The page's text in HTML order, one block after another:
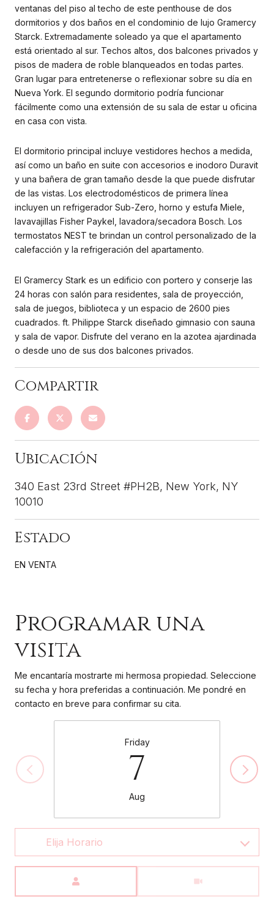
ventanas del piso al techo de este penthouse de dos
dormitorios y dos baños en el condominio de lujo Gramercy
Starck. Extremadamente soleado ya que el apartamento
está orientado al sur. Techos altos, dos balcones privados y
pisos de madera de roble blanqueados en todas partes.
Gran lugar para entretenerse o reflexionar sobre su día en
Nueva York. El segundo dormitorio podría funcionar
fácilmente como una extensión de su sala de estar u oficina
en casa con vista.
El dormitorio principal incluye vestidores hechos a medida,
así como un baño en suite con accesorios e inodoro Duravit
y una bañera de gran tamaño desde la que puede disfrutar
de las vistas. Los electrodomésticos de primera línea
incluyen un refrigerador Sub-Zero, horno y estufa Miele,
lavavajillas Fisher Paykel, lavadora/secadora Bosch. Los
termostatos NEST te brindan un control personalizado de la
calefacción y la refrigeración del apartamento.
El Gramercy Stark es un edificio con portero y conserje las
24 horas con salón para residentes, sala de proyección,
sala de juegos, biblioteca y un espacio de 2600 pies
cuadrados. ft. Philippe Starck diseñado gimnasio con sauna
y sala de vapor. Disfrute del verano en la azotea ajardinada
o desde uno de sus dos balcones privados.
340 East 23rd Street #PH2B, New York, NY
10010
EN VENTA
Programar una
visita
Me encantaría mostrarte mi hermosa propiedad. Seleccione
su fecha y hora preferidas a continuación. Me pondré en
contacto en breve para confirmar su cita.
Friday
7
Aug